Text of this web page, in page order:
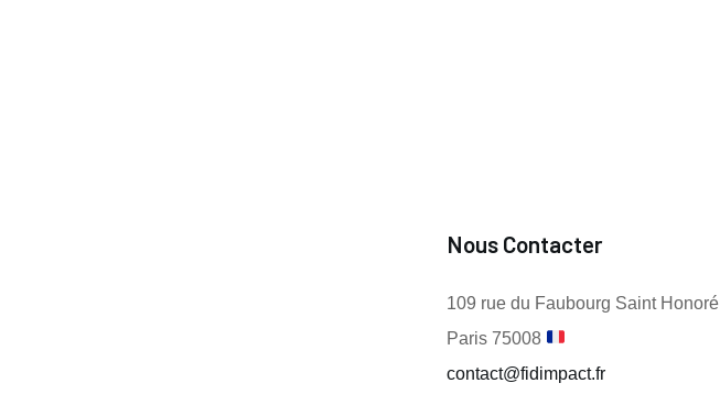
Nous Contacter
109 rue du Faubourg Saint Honoré
Paris 75008
contact@fidimpact.fr